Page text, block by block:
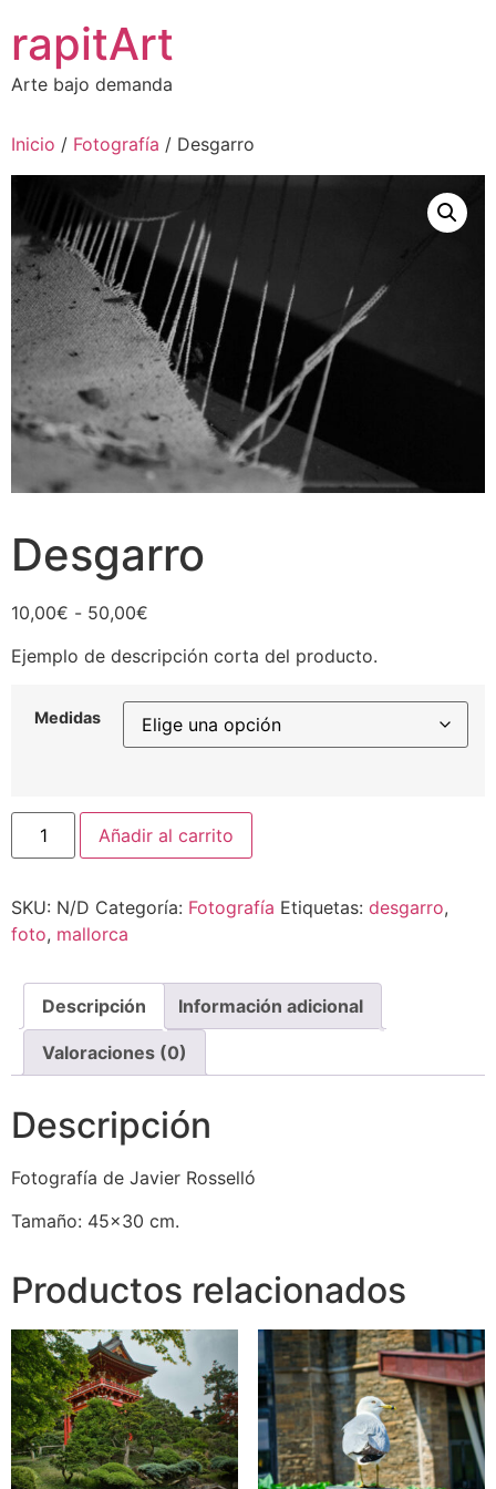
contenido
rapitArt
Arte bajo demanda
Inicio / Fotografía / Desgarro
Desgarro
10,00€ - 50,00€
precios:
10,00€
hasta
Ejemplo de descripción corta del producto.
Medidas
Desgarro
cantidad
Añadir al carrito
SKU: N/D Categoría: Fotografía Etiquetas: desgarro,
foto, mallorca
Descripción Información adicional
Valoraciones (0)
Descripción
Fotografía de Javier Rosselló
Tamaño: 45×30 cm.
Productos relacionados